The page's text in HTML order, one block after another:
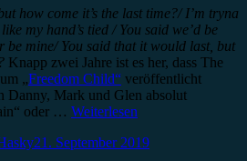
how come it’s the last time?/ I’m tryna
my hand’s tied / You said we’d be
be mine/ You said that it would last, but
Knapp zwei Jahre ist es her, dass The
„Freedom Child“ veröffentlicht
Danny, Mark und Glen absolut
oder … Weiterlesen
21. September 2019